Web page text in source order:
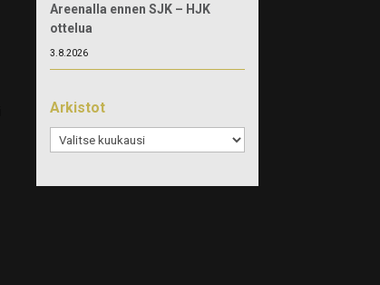
Areenalla ennen SJK – HJK
ottelua
3.8.2026
Arkistot
Arkistot